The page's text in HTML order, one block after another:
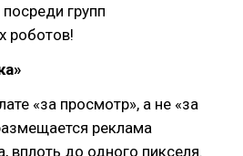
групп
роботов!
«за просмотр», а не «за
реклама
вплоть до одного пикселя.